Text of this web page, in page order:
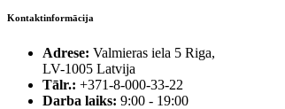
Kontaktinformācija
Adrese: Valmieras iela 5 Riga,
LV-1005 Latvija
Tālr.: +371-8-000-33-22
Darba laiks: 9:00 - 19:00